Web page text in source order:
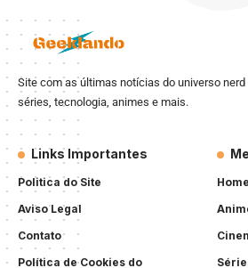
Site com as últimas notícias do universo
séries, tecnologia, animes e mais.
Links Importantes
Politica do Site
Aviso Legal
Contato
Política de Cookies do
Home